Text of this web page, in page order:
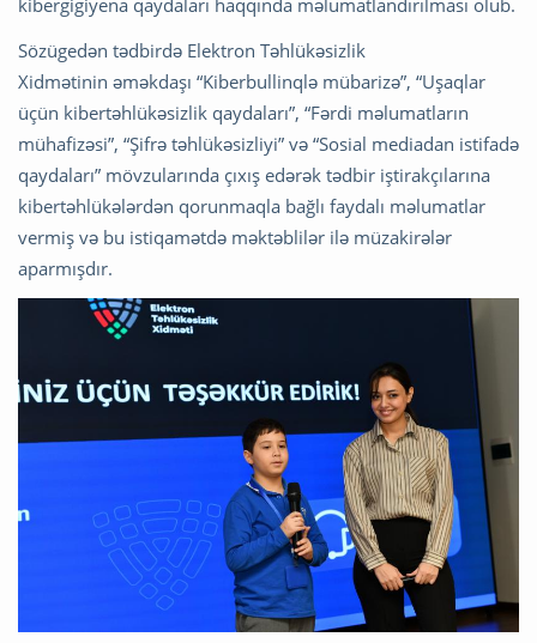
kibergigiyena qaydaları haqqında məlumatlandırılması olub.
Sözügedən tədbirdə Elektron Təhlükəsizlik
Xidmətinin əməkdaşı “Kiberbullinqlə mübarizə”, “Uşaqlar
üçün kibertəhlükəsizlik qaydaları”, “Fərdi məlumatların
mühafizəsi”, “Şifrə təhlükəsizliyi” və “Sosial mediadan istifadə
qaydaları” mövzularında çıxış edərək tədbir iştirakçılarına
kibertəhlükələrdən qorunmaqla bağlı faydalı məlumatlar
vermiş və bu istiqamətdə məktəblilər ilə müzakirələr
aparmışdır.